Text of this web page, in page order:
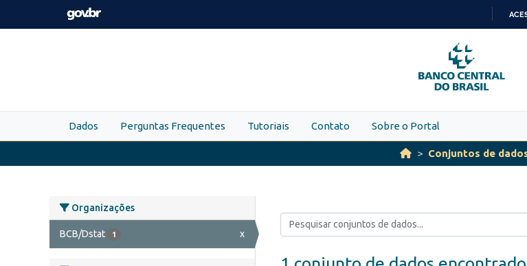
Skip to main content
PARA
O
CONTEÚDO
Dados Perguntas Frequentes Tutoriais Contato Sobre o Portal
Conjuntos de
Organizações
BCB/Dstat 1 x